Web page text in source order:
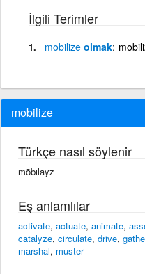
İlgili Terimler
mobilize olmak
mobilize
Türkçe nasıl söylenir
mōbılayz
Eş anlamlılar
activate, actuate, animate,
catalyze, circulate, drive,
marshal, muster